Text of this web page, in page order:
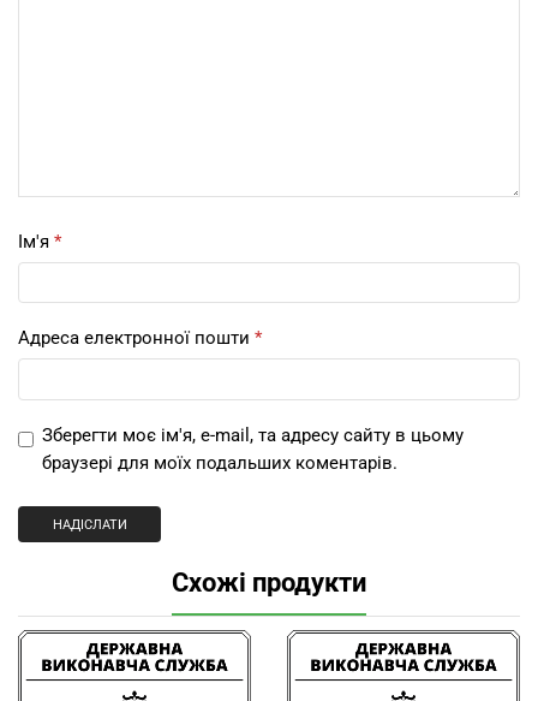
Ім'я *
Адреса електронної пошти *
Зберегти моє ім'я, e-mail, та адресу сайту в цьому
браузері для моїх подальших коментарів.
Схожі продукти